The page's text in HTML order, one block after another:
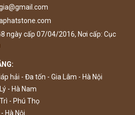
ngày cấp 07/04/2016, Nơi cấp: Cục
hải - Đa tốn - Gia Lâm - Hà Nội
- Hà Nam
- Phú Thọ
Hà Nội